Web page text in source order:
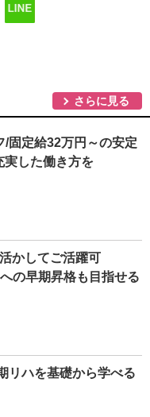
さらに見る
/固定給32万円～の安定
実した働き方を
かしてご活躍可
の早期昇格も目指せる
リハを基礎から学べる